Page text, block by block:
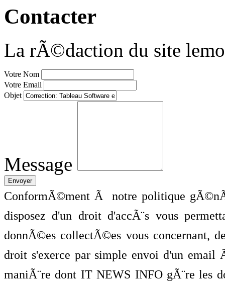
Contacter
La rÃ©daction du site
Votre Nom
Votre Email
Objet
Message
ConformÃ©ment Ã notre politique
disposez d'un droit d'accÃ¨s vous
donnÃ©es collectÃ©es vous concernant,
droit s'exerce par simple envoi d'un
maniÃ¨re dont IT NEWS INFO gÃ¨re les